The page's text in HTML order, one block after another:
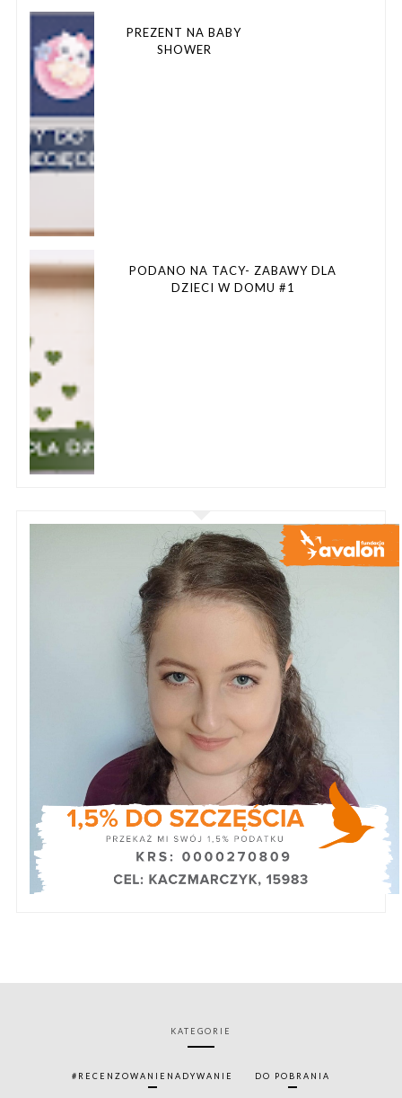
PREZENT NA BABY
SHOWER
PODANO NA TACY- ZABAWY DLA
DZIECI W DOMU #1
KATEGORIE
#RECENZOWANIENADYWANIE DO POBRANIA